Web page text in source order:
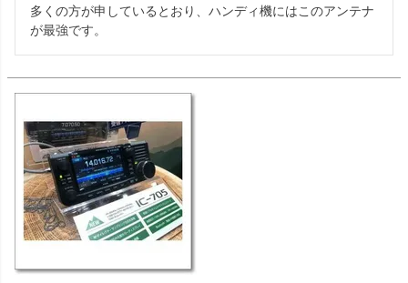
多くの方が申しているとおり、ハンディ機にはこのアンテナ
が最強です。